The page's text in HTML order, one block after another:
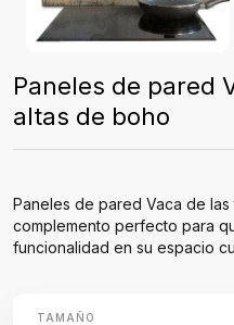
Paneles de pared
altas de boho
Paneles de pared Vaca de
complemento perfecto para
funcionalidad en su espacio
TAMAÑO